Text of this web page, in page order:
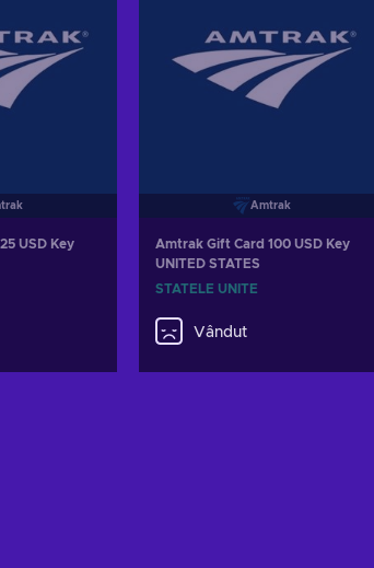
USD Key
Amtrak
Amtrak Gift Card 100 USD Key
UNITED STATES
STATELE UNITE
Vândut